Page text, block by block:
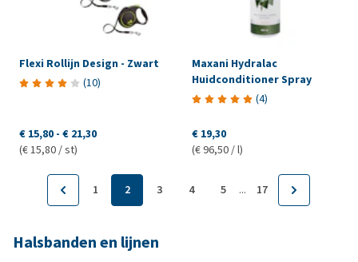
Flexi Rollijn Design - Zwart
(10)
€ 15,80 - € 21,30
(€ 15,80 / st)
Maxani Hydralac
Huidconditioner Spray
(4)
€ 19,30
(€ 96,50 / l)
1 2 3 4 5 ... 17
Halsbanden en lijnen